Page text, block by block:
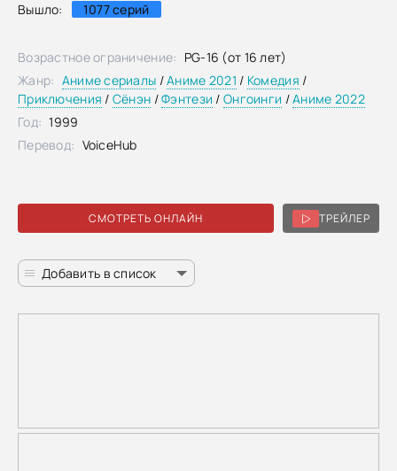
Вышло:
1077 серий
СМОТРЕТЬ ОНЛАЙН ТРЕЙЛЕР
Добавить в список
Возрастное ограничение: PG-16 (от 16 лет)
Жанр: Аниме сериалы /Аниме 2021 / Комедия /
Приключения / Сёнэн /Фэнтези / Онгоинги /Аниме 2022
Год: 1999
Перевод: VoiceHub